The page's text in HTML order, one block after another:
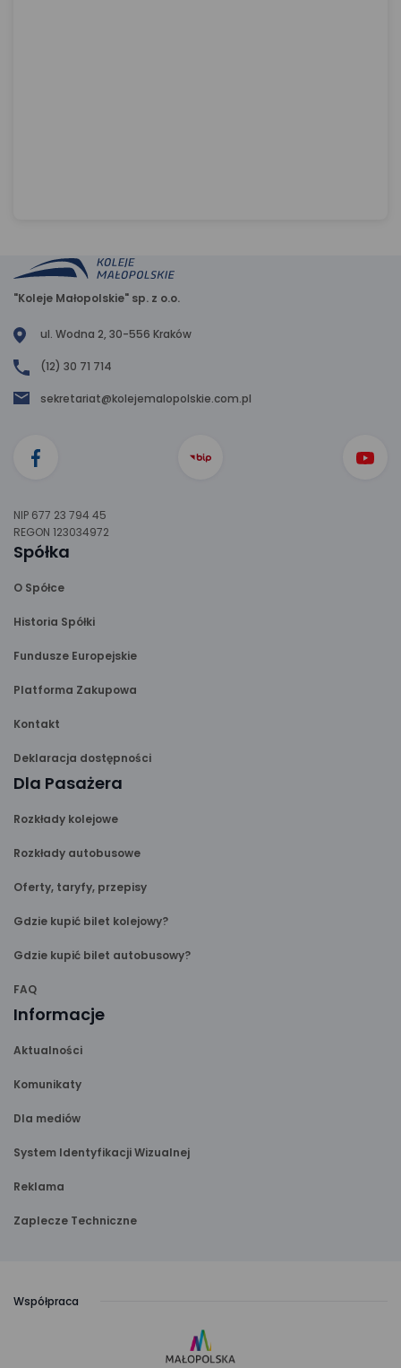
"Koleje Małopolskie" sp. z o.o.
ul. Wodna 2, 30-556 Kraków
(12) 30 71 714
sekretariat@kolejemalopolskie.com.pl
NIP 677 23 794 45
REGON 123034972
Spółka
O Spółce
Historia Spółki
Fundusze Europejskie
Platforma Zakupowa
Kontakt
Deklaracja dostępności
Dla Pasażera
Rozkłady kolejowe
Rozkłady autobusowe
Oferty, taryfy, przepisy
Gdzie kupić bilet kolejowy?
Gdzie kupić bilet autobusowy?
FAQ
Informacje
Aktualności
Komunikaty
Dla mediów
System Identyfikacji Wizualnej
Reklama
Zaplecze Techniczne
Współpraca